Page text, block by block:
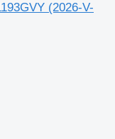
(2026-V-